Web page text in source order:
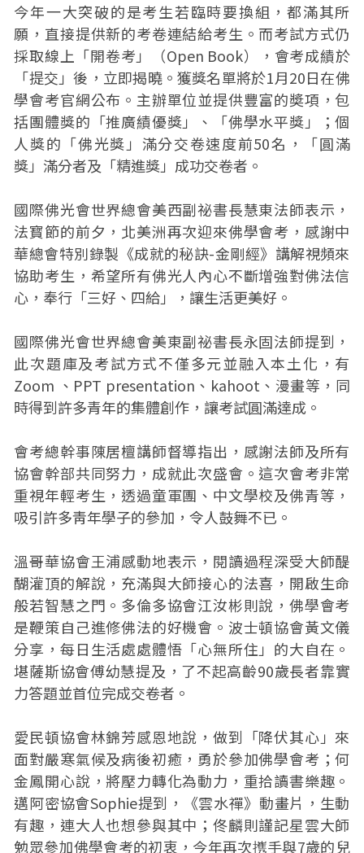
今年一大突破的是考生若臨時要換組，都滿其所
願，直接提供新的考卷連結給考生。而考試方式仍
採取線上「開卷考」（Open Book），會考成績於
「提交」後，立即揭曉。獲獎名單將於1月20日在佛
學會考官網公布。主辦單位並提供豐富的奬項，包
括團體獎的「推廣績優獎」、「佛學水平獎」；個
人獎的「佛光獎」滿分交卷速度前50名，「圓滿
獎」滿分者及「精進獎」成功交卷者。
國際佛光會世界總會美西副祕書長慧東法師表示，
法寳節的前夕，北美洲再次迎來佛學會考，感謝中
華總會特別錄製《成就的秘訣-金剛經》講解視頻來
協助考生，希望所有佛光人內心不斷增強對佛法信
心，奉行「三好、四給」，讓生活更美好。
國際佛光會世界總會美東副祕書長永固法師提到，
此次題庫及考試方式不僅多元並融入本土化，有
Zoom 、PPT presentation、kahoot、漫畫等，同
時得到許多青年的集體創作，讓考試圓滿達成。
會考總幹事陳居檀講師督導指出，感謝法師及所有
協會幹部共同努力，成就此次盛會。這次會考非常
重視年輕考生，透過童軍團、中文學校及佛青等，
吸引許多靑年學子的參加，令人鼓舞不已。
溫哥華協會王浦感動地表示，閱讀過程深受大師醍
醐灌頂的解說，充滿與大師接心的法喜，開啟生命
般若智慧之門。多倫多協會江汝彬則說，佛學會考
是鞭策自己進修佛法的好機會。波士頓協會黃文儀
分享，每日生活處處體悟「心無所住」的大自在。
堪薩斯協會傅幼慧提及，了不起高齡90歲長者靠實
力答題並首位完成交卷者。
愛民頓協會林錦芳感恩地說，做到「降伏其心」來
面對嚴寒氣候及病後初癒，勇於參加佛學會考；何
金鳳開心說，將壓力轉化為動力，重拾讀書樂趣。
邁阿密協會Sophie提到，《雲水禪》動畫片，生動
有趣，連大人也想參與其中；佟麟則謹記星雲大師
勉眾參加佛學會考的初衷，今年再次㩗手與7歲的兒